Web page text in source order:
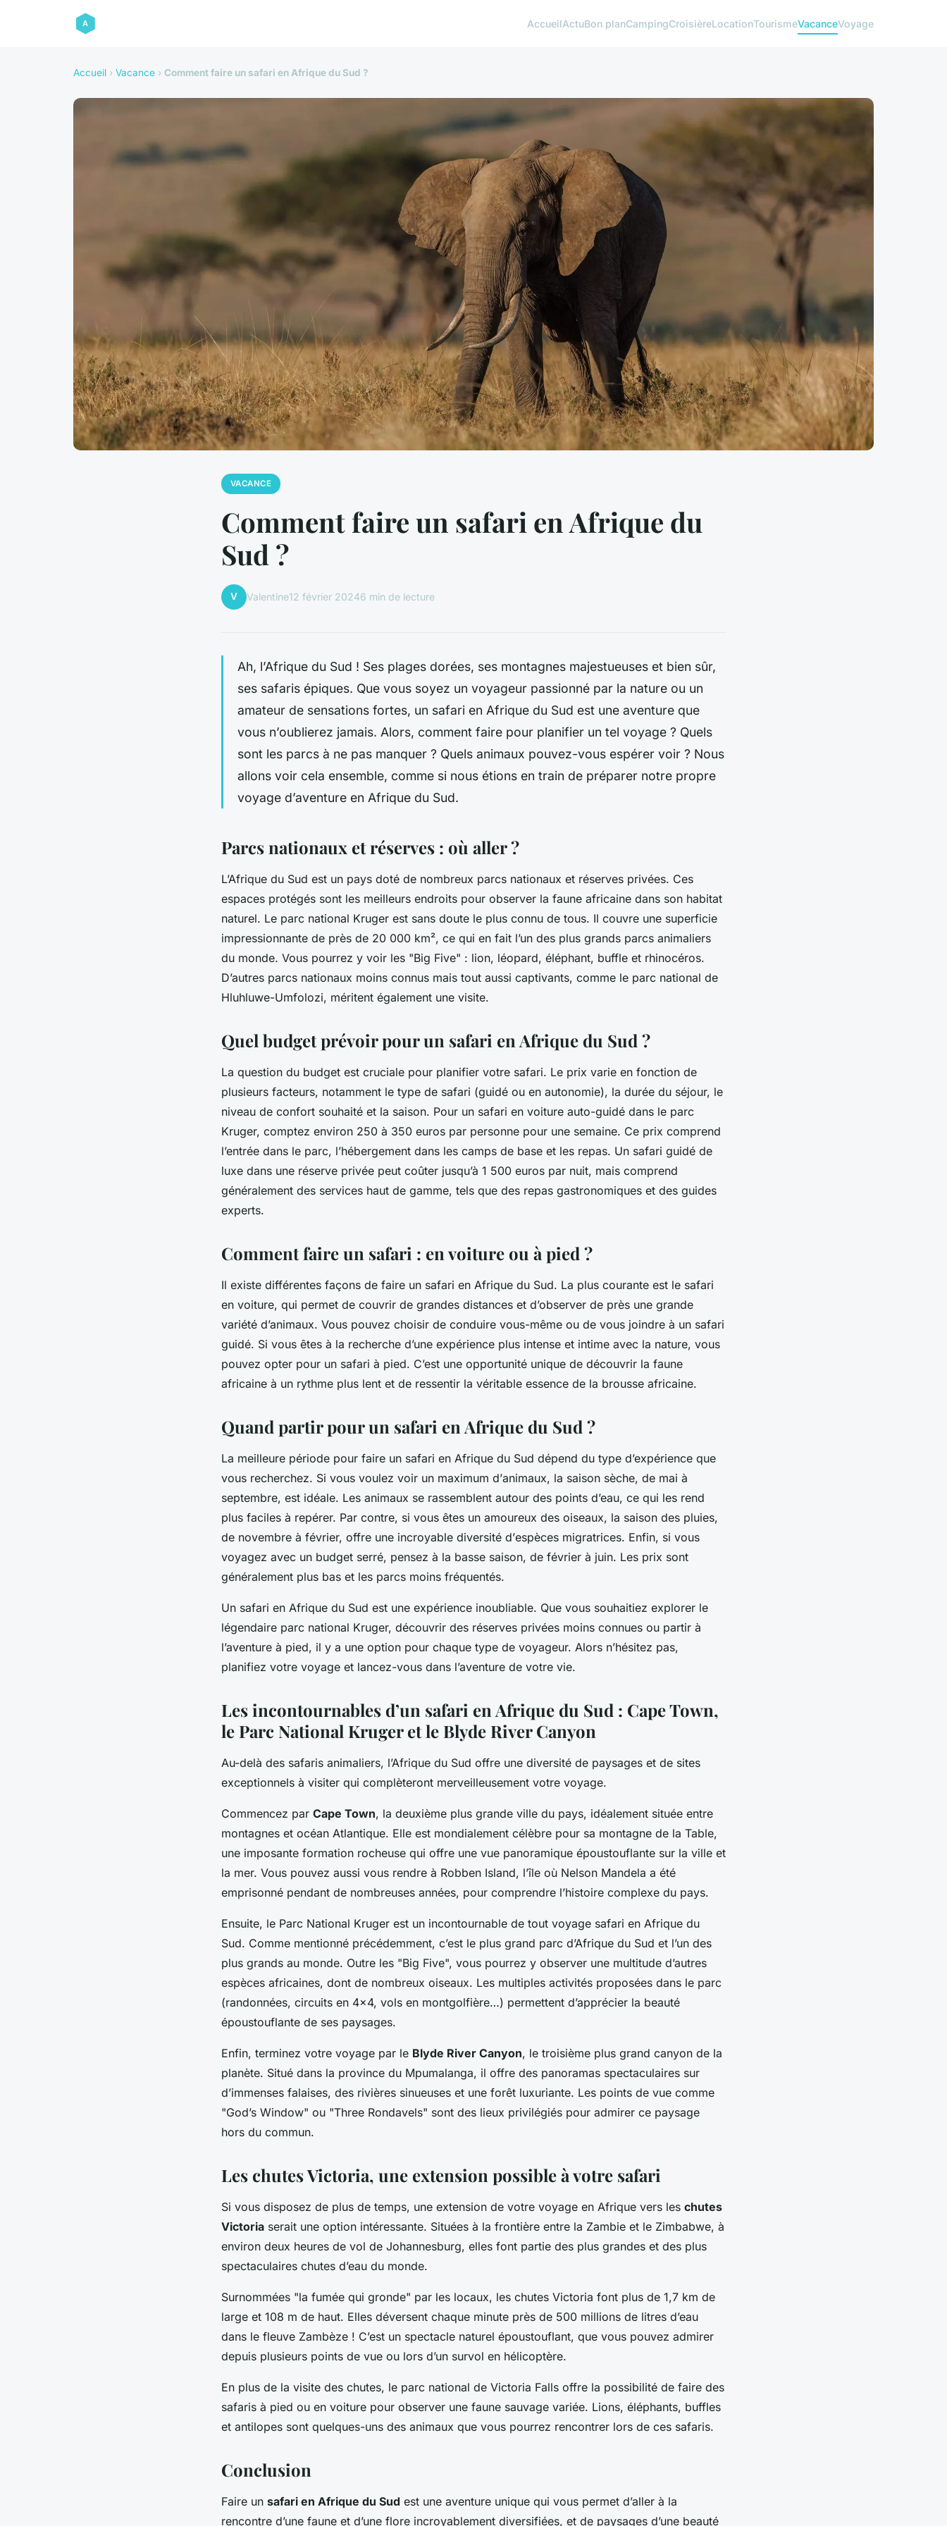
AccueilActuBon planCampingCroisièreLocationTourismeVacanceVoyage
Accueil › Vacance › Comment faire un safari en Afrique du Sud ?
VACANCE
Comment faire un safari en Afrique du
Sud ?
V Valentine12 février 20246 min de lecture
Ah, l’Afrique du Sud ! Ses plages dorées, ses montagnes majestueuses et bien sûr,
ses safaris épiques. Que vous soyez un voyageur passionné par la nature ou un
amateur de sensations fortes, un safari en Afrique du Sud est une aventure que
vous n’oublierez jamais. Alors, comment faire pour planifier un tel voyage ? Quels
sont les parcs à ne pas manquer ? Quels animaux pouvez-vous espérer voir ? Nous
allons voir cela ensemble, comme si nous étions en train de préparer notre propre
voyage d’aventure en Afrique du Sud.
Parcs nationaux et réserves : où aller ?
L’Afrique du Sud est un pays doté de nombreux parcs nationaux et réserves privées. Ces
espaces protégés sont les meilleurs endroits pour observer la faune africaine dans son habitat
naturel. Le parc national Kruger est sans doute le plus connu de tous. Il couvre une superficie
impressionnante de près de 20 000 km², ce qui en fait l’un des plus grands parcs animaliers
du monde. Vous pourrez y voir les "Big Five" : lion, léopard, éléphant, buffle et rhinocéros.
D’autres parcs nationaux moins connus mais tout aussi captivants, comme le parc national de
Hluhluwe-Umfolozi, méritent également une visite.
Quel budget prévoir pour un safari en Afrique du Sud ?
La question du budget est cruciale pour planifier votre safari. Le prix varie en fonction de
plusieurs facteurs, notamment le type de safari (guidé ou en autonomie), la durée du séjour, le
niveau de confort souhaité et la saison. Pour un safari en voiture auto-guidé dans le parc
Kruger, comptez environ 250 à 350 euros par personne pour une semaine. Ce prix comprend
l’entrée dans le parc, l’hébergement dans les camps de base et les repas. Un safari guidé de
luxe dans une réserve privée peut coûter jusqu’à 1 500 euros par nuit, mais comprend
généralement des services haut de gamme, tels que des repas gastronomiques et des guides
experts.
Comment faire un safari : en voiture ou à pied ?
Il existe différentes façons de faire un safari en Afrique du Sud. La plus courante est le safari
en voiture, qui permet de couvrir de grandes distances et d’observer de près une grande
variété d’animaux. Vous pouvez choisir de conduire vous-même ou de vous joindre à un safari
guidé. Si vous êtes à la recherche d’une expérience plus intense et intime avec la nature, vous
pouvez opter pour un safari à pied. C’est une opportunité unique de découvrir la faune
africaine à un rythme plus lent et de ressentir la véritable essence de la brousse africaine.
Quand partir pour un safari en Afrique du Sud ?
La meilleure période pour faire un safari en Afrique du Sud dépend du type d’expérience que
vous recherchez. Si vous voulez voir un maximum d’animaux, la saison sèche, de mai à
septembre, est idéale. Les animaux se rassemblent autour des points d’eau, ce qui les rend
plus faciles à repérer. Par contre, si vous êtes un amoureux des oiseaux, la saison des pluies,
de novembre à février, offre une incroyable diversité d’espèces migratrices. Enfin, si vous
voyagez avec un budget serré, pensez à la basse saison, de février à juin. Les prix sont
généralement plus bas et les parcs moins fréquentés.
Un safari en Afrique du Sud est une expérience inoubliable. Que vous souhaitiez explorer le
légendaire parc national Kruger, découvrir des réserves privées moins connues ou partir à
l’aventure à pied, il y a une option pour chaque type de voyageur. Alors n’hésitez pas,
planifiez votre voyage et lancez-vous dans l’aventure de votre vie.
Les incontournables d’un safari en Afrique du Sud : Cape Town,
le Parc National Kruger et le Blyde River Canyon
Au-delà des safaris animaliers, l’Afrique du Sud offre une diversité de paysages et de sites
exceptionnels à visiter qui complèteront merveilleusement votre voyage.
Commencez par Cape Town, la deuxième plus grande ville du pays, idéalement située entre
montagnes et océan Atlantique. Elle est mondialement célèbre pour sa montagne de la Table,
une imposante formation rocheuse qui offre une vue panoramique époustouflante sur la ville et
la mer. Vous pouvez aussi vous rendre à Robben Island, l’île où Nelson Mandela a été
emprisonné pendant de nombreuses années, pour comprendre l’histoire complexe du pays.
Ensuite, le Parc National Kruger est un incontournable de tout voyage safari en Afrique du
Sud. Comme mentionné précédemment, c’est le plus grand parc d’Afrique du Sud et l’un des
plus grands au monde. Outre les "Big Five", vous pourrez y observer une multitude d’autres
espèces africaines, dont de nombreux oiseaux. Les multiples activités proposées dans le parc
(randonnées, circuits en 4×4, vols en montgolfière…) permettent d’apprécier la beauté
époustouflante de ses paysages.
Enfin, terminez votre voyage par le Blyde River Canyon, le troisième plus grand canyon de la
planète. Situé dans la province du Mpumalanga, il offre des panoramas spectaculaires sur
d’immenses falaises, des rivières sinueuses et une forêt luxuriante. Les points de vue comme
"God’s Window" ou "Three Rondavels" sont des lieux privilégiés pour admirer ce paysage
hors du commun.
Les chutes Victoria, une extension possible à votre safari
Si vous disposez de plus de temps, une extension de votre voyage en Afrique vers les chutes
Victoria serait une option intéressante. Situées à la frontière entre la Zambie et le Zimbabwe, à
environ deux heures de vol de Johannesburg, elles font partie des plus grandes et des plus
spectaculaires chutes d’eau du monde.
Surnommées "la fumée qui gronde" par les locaux, les chutes Victoria font plus de 1,7 km de
large et 108 m de haut. Elles déversent chaque minute près de 500 millions de litres d’eau
dans le fleuve Zambèze ! C’est un spectacle naturel époustouflant, que vous pouvez admirer
depuis plusieurs points de vue ou lors d’un survol en hélicoptère.
En plus de la visite des chutes, le parc national de Victoria Falls offre la possibilité de faire des
safaris à pied ou en voiture pour observer une faune sauvage variée. Lions, éléphants, buffles
et antilopes sont quelques-uns des animaux que vous pourrez rencontrer lors de ces safaris.
Conclusion
Faire un safari en Afrique du Sud est une aventure unique qui vous permet d’aller à la
rencontre d’une faune et d’une flore incroyablement diversifiées, et de paysages d’une beauté